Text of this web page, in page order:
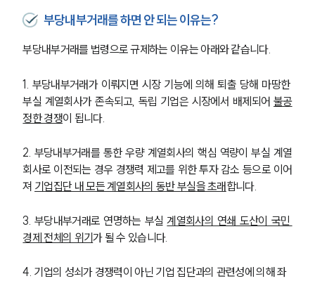
부당내부거래를 하면 안 되는 이유는?
부당내부거래를 법령으로 규제하는 이유는 아래와 같습니다.
1. 부당내부거래가 이뤄지면 시장 기능에 의해 퇴출 당해 마땅한
부실 계열회사가 존속되고, 독립 기업은 시장에서 배제되어 불공
정한 경쟁이 됩니다.
2. 부당내부거래를 통한 우량 계열회사의 핵심 역량이 부실 계열
회사로 이전되는 경우 경쟁력 제고를 위한 투자 감소 등으로 이어
져 기업집단 내 모든 계열회사의 동반 부실을 초래합니다.
3. 부당내부거래로 연명하는 부실 계열회사의 연쇄 도산이 국민
경제 전체의 위기가 될 수 있습니다.
4. 기업의 성쇠가 경쟁력이 아닌 기업 집단과의 관련성에 의해 좌